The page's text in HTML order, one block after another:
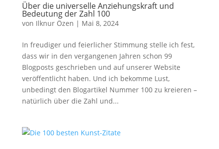
Über die universelle Anziehungskraft und
Bedeutung der Zahl 100
von Ilknur Özen | Mai 8, 2024
In freudiger und feierlicher Stimmung stelle ich fest,
dass wir in den vergangenen Jahren schon 99
Blogposts geschrieben und auf unserer Website
veröffentlicht haben. Und ich bekomme Lust,
unbedingt den Blogartikel Nummer 100 zu kreieren –
natürlich über die Zahl und...